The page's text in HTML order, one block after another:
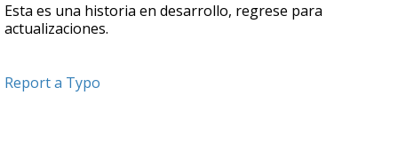
Esta es una historia en desarrollo, regrese para
actualizaciones.
Report a Typo